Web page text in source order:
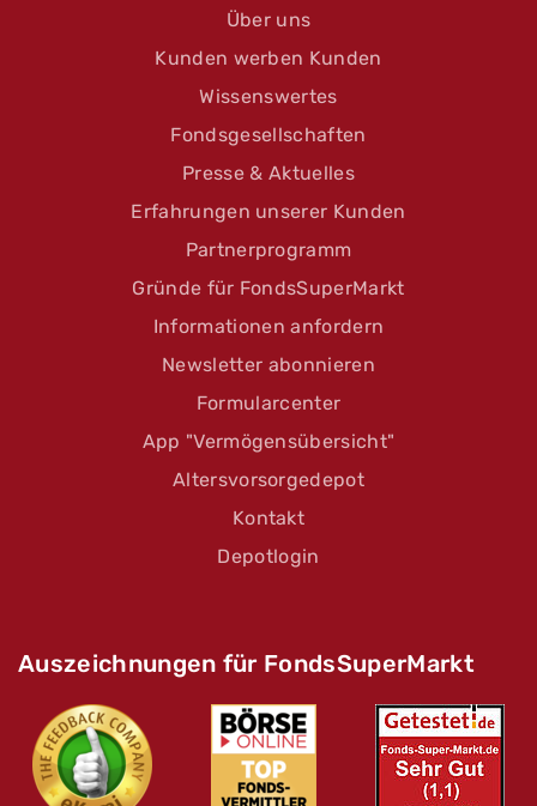
Über uns
Kunden werben Kunden
Wissenswertes
Fondsgesellschaften
Presse & Aktuelles
Erfahrungen unserer Kunden
Partnerprogramm
Gründe für FondsSuperMarkt
Informationen anfordern
Newsletter abonnieren
Formularcenter
App "Vermögensübersicht"
Altersvorsorgedepot
Kontakt
Depotlogin
Auszeichnungen für FondsSuperMarkt